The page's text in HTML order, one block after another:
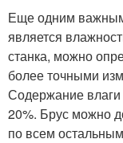
Еще одним важным
является
станка, можно
более точными
Содержание
20%. Брус можно
по всем